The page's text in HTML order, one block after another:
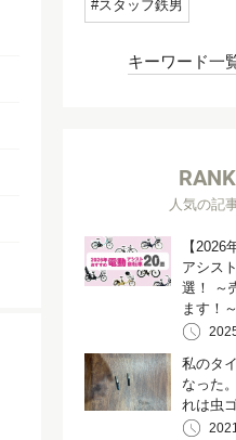
スタッフ鉄男
キーワード一
人気の記
【
アシス
選！ ～
ます！～
私のタ
なった
れは虫